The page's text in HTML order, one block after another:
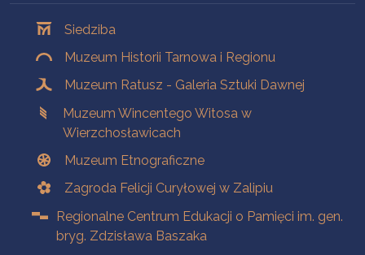
Siedziba
Muzeum Historii Tarnowa i Regionu
Muzeum Ratusz - Galeria Sztuki Dawnej
Muzeum Wincentego Witosa w
Wierzchosławicach
Muzeum Etnograficzne
Zagroda Felicji Curyłowej w Zalipiu
Regionalne Centrum Edukacji o Pamięci im. gen.
bryg. Zdzisława Baszaka